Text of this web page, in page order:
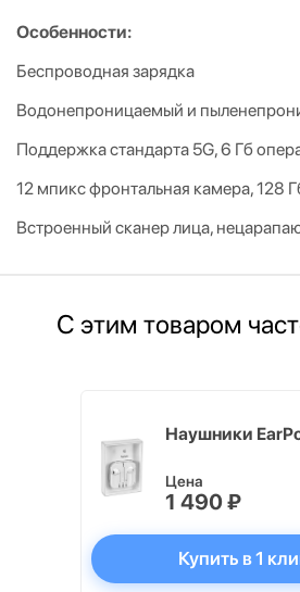
Особенности:
Беспроводная зарядка
Водонепроницаемый и
Поддержка стандарта 5G, 6 Гб
12 мпикс фронтальная камера, 128
Встроенный сканер лица,
С этим товаром
Наушники
Цена
1 490 ₽
Купить в 1